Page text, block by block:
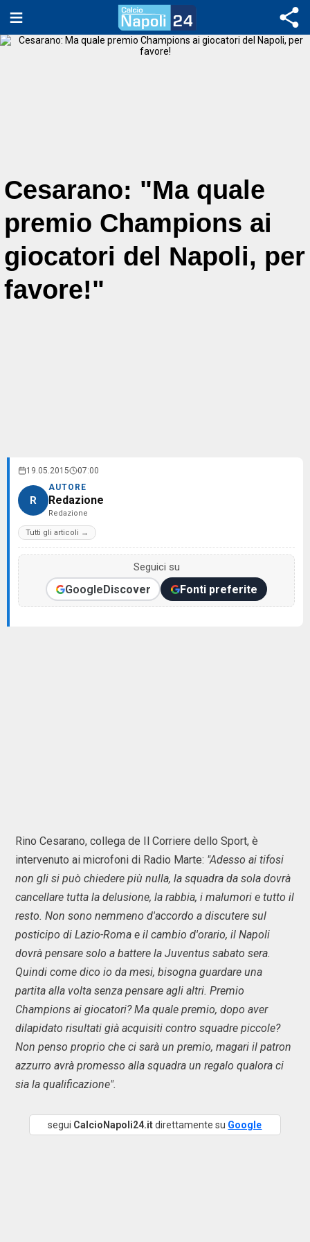
Cesarano: "Ma quale
premio Champions ai
giocatori del Napoli, per
favore!"
19.05.2015 07:00
R
AUTORE
Redazione
Redazione
Tutti gli articoli →
Seguici su
GoogleDiscover Fonti preferite
Rino Cesarano, collega de Il Corriere dello Sport, è
intervenuto ai microfoni di Radio Marte: "Adesso ai tifosi
non gli si può chiedere più nulla, la squadra da sola dovrà
cancellare tutta la delusione, la rabbia, i malumori e tutto il
resto. Non sono nemmeno d'accordo a discutere sul
posticipo di Lazio-Roma e il cambio d'orario, il Napoli
dovrà pensare solo a battere la Juventus sabato sera.
Quindi come dico io da mesi, bisogna guardare una
partita alla volta senza pensare agli altri. Premio
Champions ai giocatori? Ma quale premio, dopo aver
dilapidato risultati già acquisiti contro squadre piccole?
Non penso proprio che ci sarà un premio, magari il patron
azzurro avrà promesso alla squadra un regalo qualora ci
sia la qualificazione".
segui CalcioNapoli24.itdirettamente su Google